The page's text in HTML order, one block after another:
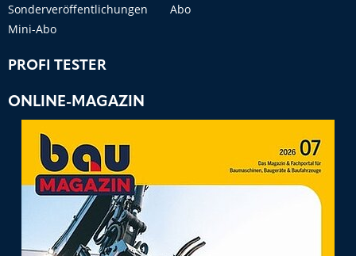
Sonderveröffentlichungen
Abo
Mini-Abo
PROFI TESTER
ONLINE-MAGAZIN